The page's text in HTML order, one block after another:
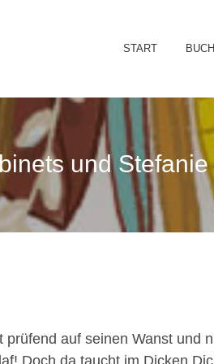
START
und
auf seinen Wanst und
Doch da taucht im Dicken